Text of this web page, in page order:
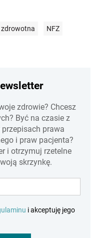
zdrowotna NFZ
zdrowie? Chcesz
Być na czasie z
prawa
i praw pacjenta?
i otrzymuj rzetelne
skrzynkę.
i akceptuję jego